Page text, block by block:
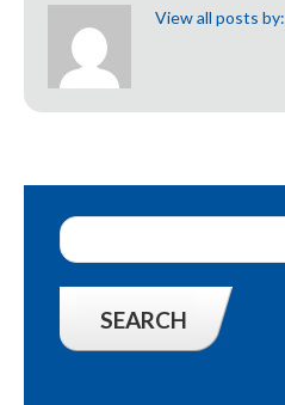
View all posts by: